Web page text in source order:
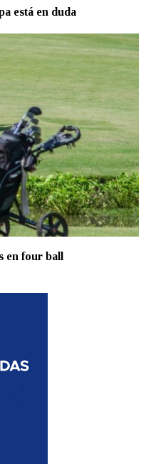
está en duda
en four ball